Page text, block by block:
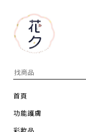
首頁
功能護膚